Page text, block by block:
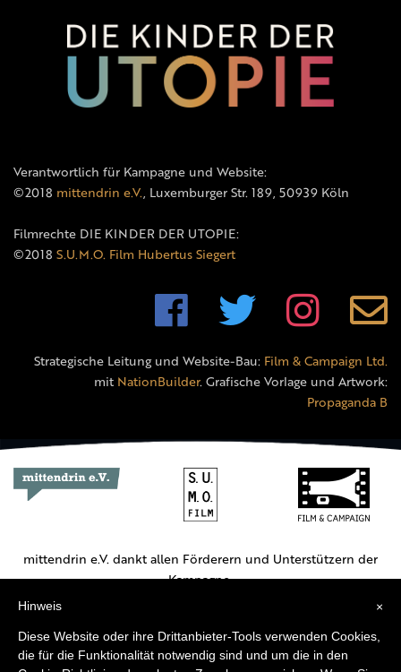
Verantwortlich für Kampagne und Website:
©2018 mittendrin e.V., Luxemburger Str. 189, 50939 Köln
Filmrechte DIE KINDER DER UTOPIE:
©2018 S.U.M.O. Film Hubertus Siegert
Strategische Leitung und Website-Bau: Film & Campaign Ltd.
mit NationBuilder. Grafische Vorlage und Artwork:
Propaganda B
mittendrin e.V. dankt allen Förderern und Unterstützern der
Kampagne.
×
Hinweis
Diese Website oder ihre Drittanbieter-Tools verwenden Cookies,
die für die Funktionalität notwendig sind und um die in den